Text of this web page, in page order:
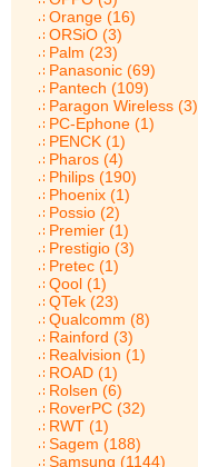
Orange (16)
ORSiO (3)
Palm (23)
Panasonic (69)
Pantech (109)
Paragon Wireless (3)
PC-Ephone (1)
PENCK (1)
Pharos (4)
Philips (190)
Phoenix (1)
Possio (2)
Premier (1)
Prestigio (3)
Pretec (1)
Qool (1)
QTek (23)
Qualcomm (8)
Rainford (3)
Realvision (1)
ROAD (1)
Rolsen (6)
RoverPC (32)
RWT (1)
Sagem (188)
Samsung (1144)